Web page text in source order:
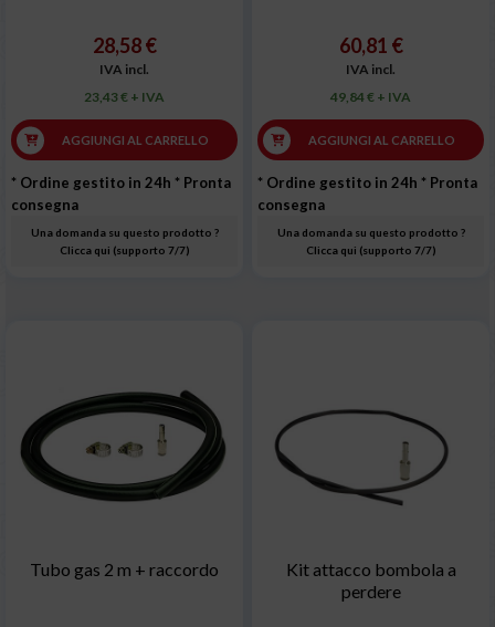
28,58 €
IVA incl.
23,43 € + IVA
AGGIUNGI AL CARRELLO
* Ordine gestito in 24h * Pronta
consegna
Una domanda su questo prodotto ?
Clicca qui (supporto 7/7)
60,81 €
IVA incl.
49,84 € + IVA
AGGIUNGI AL CARRELLO
* Ordine gestito in 24h * Pronta
consegna
Una domanda su questo prodotto ?
Clicca qui (supporto 7/7)
Tubo gas 2 m + raccordo
Kit attacco bombola a
perdere